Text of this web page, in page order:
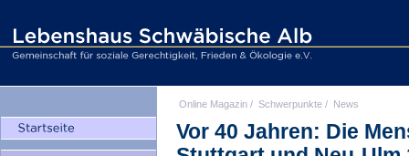
Online Magazin / Schwerpunkte / News
Vor 40 Jahren: Die